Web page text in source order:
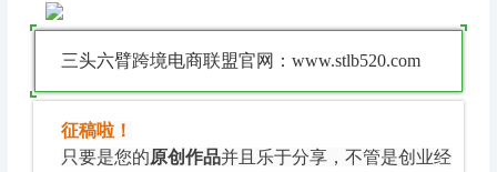
三头六臂跨境电商联盟官网：www.stlb520.com
征稿啦！
只要是您的原创作品并且乐于分享，不管是创业经